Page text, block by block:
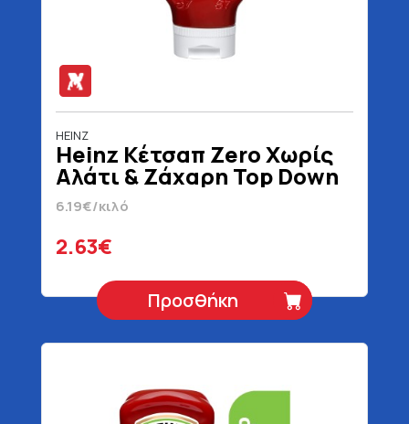
HEINZ
Heinz Κέτσαπ Zero Χωρίς
Αλάτι & Ζάχαρη Top Down
425 gr
6.19€/κιλό
2.63€
Προσθήκη